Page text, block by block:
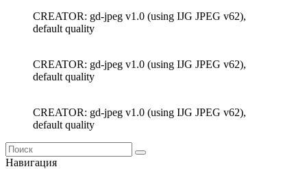
CREATOR: gd-jpeg v1.0 (using IJG JPEG v62),
default quality
CREATOR: gd-jpeg v1.0 (using IJG JPEG v62),
default quality
CREATOR: gd-jpeg v1.0 (using IJG JPEG v62),
default quality
Навигация